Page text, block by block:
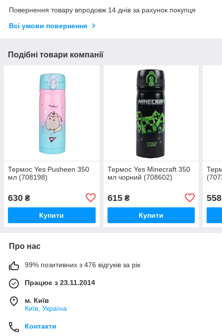
Повернення товару впродовж 14 днів за рахунок покупця
Всі умови повернення
Подібні товари компанії
Термос Yes Pusheen 350
мл (708198)
630 ₴
Купити
Термос Yes Minecraft 350
мл чорний (708602)
615₴
Купити
558
Про нас
99% позитивних з 476 відгуків за рік
Працює з 23.11.2014
м. Київ
Київ, Україна
Контакти